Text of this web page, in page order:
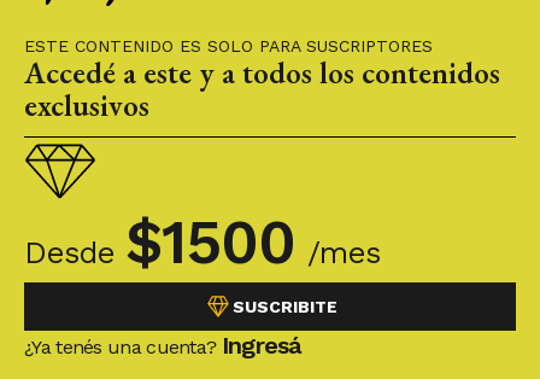
ESTE CONTENIDO ES SOLO PARA SUSCRIPTORES
Accedé a este y a todos los contenidos
exclusivos
Desde $1500 /mes
SUSCRIBITE
¿Ya tenés una cuenta? Ingresá